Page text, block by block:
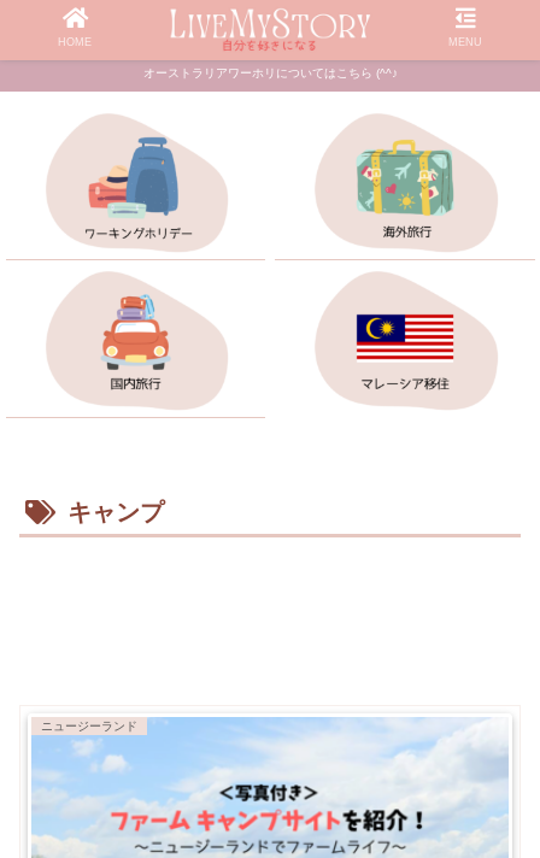
オーストラリアワーホリについてはこちら (^^♪
キャンプ
ニュージーランド
HOME MENU